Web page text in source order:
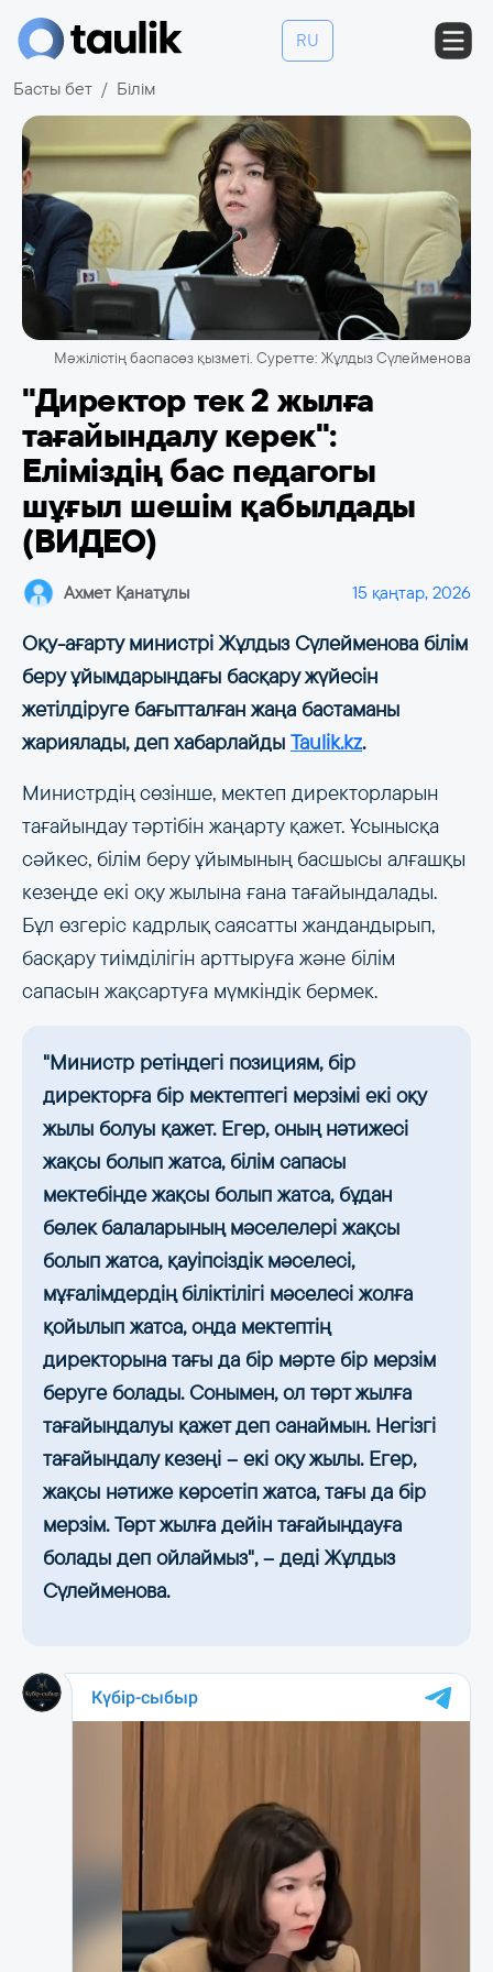
RU
Басты бет Білім
Мәжілістің баспасөз қызметі. Суретте: Жұлдыз Сүлейменова
"Директор тек 2 жылға
тағайындалу керек":
Еліміздің бас педагогы
шұғыл шешім қабылдады
(ВИДЕО)
Ахмет Қанатұлы 15 қаңтар, 2026
Оқу-ағарту министрі Жұлдыз Сүлейменова білім
беру ұйымдарындағы басқару жүйесін
жетілдіруге бағытталған жаңа бастаманы
жариялады, деп хабарлайды Taulik.kz.
Министрдің сөзінше, мектеп директорларын
тағайындау тәртібін жаңарту қажет. Ұсынысқа
сәйкес, білім беру ұйымының басшысы алғашқы
кезеңде екі оқу жылына ғана тағайындалады.
Бұл өзгеріс кадрлық саясатты жандандырып,
басқару тиімділігін арттыруға және білім
сапасын жақсартуға мүмкіндік бермек.
"Министр ретіндегі позициям, бір
директорға бір мектептегі мерзімі екі оқу
жылы болуы қажет. Егер, оның нәтижесі
жақсы болып жатса, білім сапасы
мектебінде жақсы болып жатса, бұдан
бөлек балаларының мәселелері жақсы
болып жатса, қауіпсіздік мәселесі,
мұғалімдердің біліктілігі мәселесі жолға
қойылып жатса, онда мектептің
директорына тағы да бір мәрте бір мерзім
беруге болады. Сонымен, ол төрт жылға
тағайындалуы қажет деп санаймын. Негізгі
тағайындалу кезеңі – екі оқу жылы. Егер,
жақсы нәтиже көрсетіп жатса, тағы да бір
мерзім. Төрт жылға дейін тағайындауға
болады деп ойлаймыз", – деді Жұлдыз
Сүлейменова.